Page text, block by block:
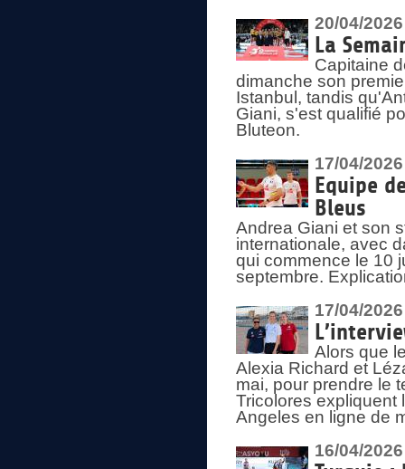
20/04/2026
La
Capitaine
dimanche son
Istanbul, tandis
Giani, s'est qualifié
Bluteon.
17/04/2026
Equipe
Bleus
Andrea Giani et son
internationale, avec
qui commence le 10
septembre.
17/04/2026
Alors que
Alexia Richard et
mai, pour prendre le
Tricolores expliquent
Angeles en ligne de
16/04/2026